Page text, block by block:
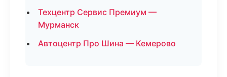
Техцентр Сервис Премиум —
Мурманск
Автоцентр Про Шина — Кемерово